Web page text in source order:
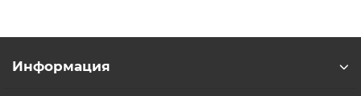
Информация